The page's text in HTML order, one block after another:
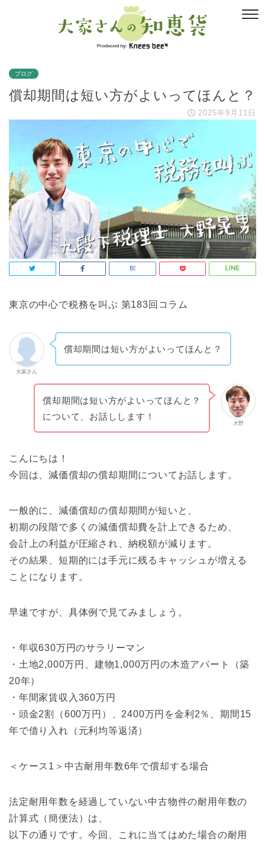
ブログ
償却期間は短い方がよいってほんと？
2025年9月11日
東京の中心で税務を叫ぶ 第183回コラム
大家さん
償却期間は短い方がよいってほんと？
大野
償却期間は短い方がよいってほんと？
について、お話しします！
こんにちは！
今回は、減価償却の償却期間についてお話します。
一般的に、減価償却の償却期間が短いと、
初期の段階で多くの減価償却費を計上できるため、
会計上の利益が圧縮され、納税額が減ります。
その結果、短期的には手元に残るキャッシュが増える
ことになります。
早速ですが、具体例で見てみましょう。
・年収630万円のサラリーマン
・土地2,000万円、建物1,000万円の木造アパート（築
20年）
・年間家賃収入360万円
・頭金2割（600万円）、2400万円を金利2％、期間15
年で借り入れ（元利均等返済）
＜ケース1＞中古耐用年数6年で償却する場合
法定耐用年数を経過していない中古物件の耐用年数の
計算式（簡便法）は、
以下の通りです。今回、これに当てはめた場合の耐用